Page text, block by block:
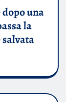
dopo una
la